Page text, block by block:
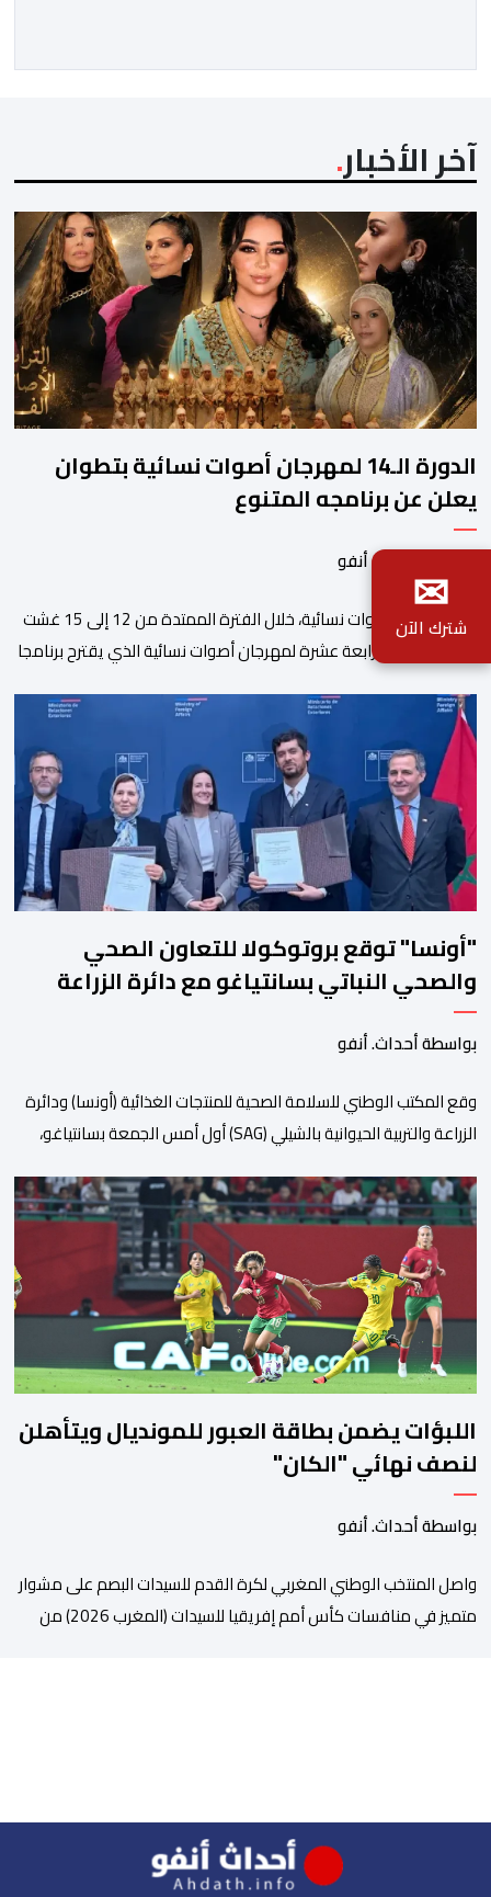
آخر الأخبار
الدورة الـ14 لمهرجان أصوات نسائية بتطوان
يعلن عن برنامجه المتنوع
بواسطة أحداث. أنفو
تنظم جمعية أصوات نسائية، خلال الفترة الممتدة من 12 إلى 15 غشت
2026، الدورة الرابعة عشرة لمهرجان أصوات نسائية الذي يقترح برنامجا
الاجتماعية والتضامنية والإنسانية. ووفق بلاغ للمنظمين، تقترح هذه
الدورة، التي تنظم تحت الرعاية السامية لصاحب الجلالة الملك محمد
السادس، تحت شعار “سيدات البحر الأبيض المتوسط، […]
"أونسا" توقع بروتوكولا للتعاون الصحي
والصحي النباتي بسانتياغو مع دائرة الزراعة
وتربية المواشي
بواسطة أحداث. أنفو
وقع المكتب الوطني للسلامة الصحية للمنتجات الغذائية (أونسا) ودائرة
الزراعة والتربية الحيوانية بالشيلي (SAG) أول أمس الجمعة بسانتياغو،
والصحة الحيوانية. وسيمكن هذا البروتوكول الذي تم توقيعه بحضور
مسؤولين عن السلطات الشيلية، وممثلين عن القطاع الخاص ومن
أوساط التصدير، من مواءمة الإجراءات الصحية، والصحية النباتية المطبقة
على […]
اللبؤات يضمن بطاقة العبور للمونديال ويتأهلن
لنصف نهائي "الكان"
بواسطة أحداث. أنفو
واصل المنتخب الوطني المغربي لكرة القدم للسيدات البصم على مشوار
متميز في منافسات كأس أمم إفريقيا للسيدات (المغرب 2026) من
✉
شترك الآن